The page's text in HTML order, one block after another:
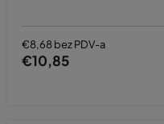
€8,68 bez PDV-a
€10,85